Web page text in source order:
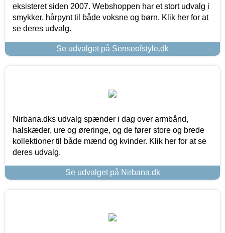
eksisteret siden 2007. Webshoppen har et stort udvalg i
smykker, hårpynt til både voksne og børn. Klik her for at
se deres udvalg.
Se udvalget på Senseofstyle.dk
Nirbana.dks udvalg spænder i dag over armbånd,
halskæder, ure og øreringe, og de fører store og brede
kollektioner til både mænd og kvinder. Klik her for at se
deres udvalg.
Se udvalget på Nirbana.dk